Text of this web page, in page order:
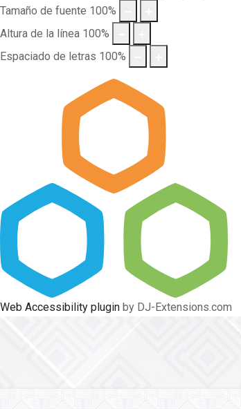
Tamaño de fuente 100%
Altura de la línea 100%
Espaciado de letras 100%
Web Accessibility plugin by DJ-Extensions.com